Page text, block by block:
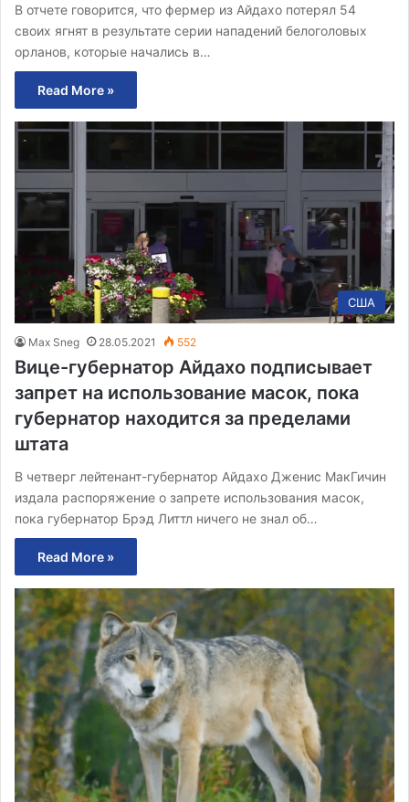
В отчете говорится, что фермер из Айдахо потерял 54
своих ягнят в результате серии нападений белоголовых
орланов, которые начались в…
Read More »
США
Max Sneg 28.05.2021 552
Вице-губернатор Айдахо подписывает
запрет на использование масок, пока
губернатор находится за пределами
штата
В четверг лейтенант-губернатор Айдахо Дженис МакГичин
издала распоряжение о запрете использования масок,
пока губернатор Брэд Литтл ничего не знал об…
Read More »